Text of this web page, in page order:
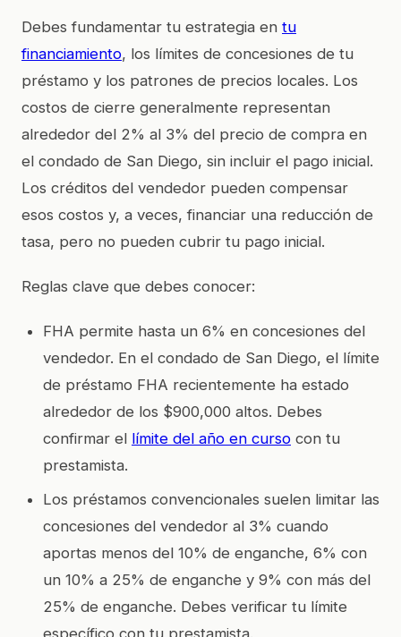
Debes fundamentar tu estrategia en tu
financiamiento, los límites de concesiones de tu
préstamo y los patrones de precios locales. Los
costos de cierre generalmente representan
alrededor del 2% al 3% del precio de compra en
el condado de San Diego, sin incluir el pago inicial.
Los créditos del vendedor pueden compensar
esos costos y, a veces, financiar una reducción de
tasa, pero no pueden cubrir tu pago inicial.
Reglas clave que debes conocer:
FHA permite hasta un 6% en concesiones del
vendedor. En el condado de San Diego, el límite
de préstamo FHA recientemente ha estado
alrededor de los $900,000 altos. Debes
confirmar el límite del año en curso con tu
prestamista.
Los préstamos convencionales suelen limitar las
concesiones del vendedor al 3% cuando
aportas menos del 10% de enganche, 6% con
un 10% a 25% de enganche y 9% con más del
25% de enganche. Debes verificar tu límite
específico con tu prestamista.